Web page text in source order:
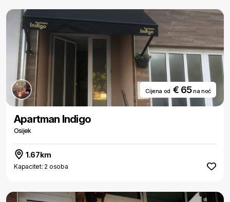
Cijena od € 65na noć
Apartman Indigo
Osijek
1.67km
Kapacitet: 2 osoba